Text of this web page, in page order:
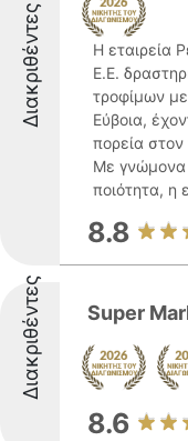
Διακριθέντες
Η εταιρεία
Ε.Ε.
τροφίμων
Εύβοια,
πορεία
Με γνώμονα
ποιότητα, η
8.8
Διακριθέντες Super
8.6